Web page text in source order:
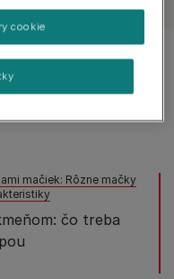
mačiek: Rôzne mačky
čo treba
cookie